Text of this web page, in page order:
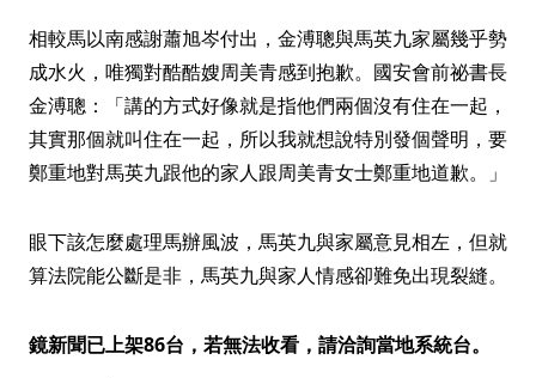
相較馬以南感謝蕭旭岑付出，金溥聰與馬英九家屬幾乎勢
成水火，唯獨對酷酷嫂周美青感到抱歉。國安會前祕書長
金溥聰：「講的方式好像就是指他們兩個沒有住在一起，
其實那個就叫住在一起，所以我就想說特別發個聲明，要
鄭重地對馬英九跟他的家人跟周美青女士鄭重地道歉。」
眼下該怎麼處理馬辦風波，馬英九與家屬意見相左，但就
算法院能公斷是非，馬英九與家人情感卻難免出現裂縫。
鏡新聞已上架86台，若無法收看，請洽詢當地系統台。